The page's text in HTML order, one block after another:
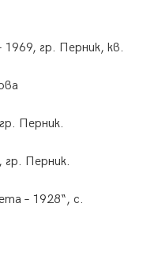
гр. Перник, кв.
Перник.
гр. Перник.
– 1928“, с.